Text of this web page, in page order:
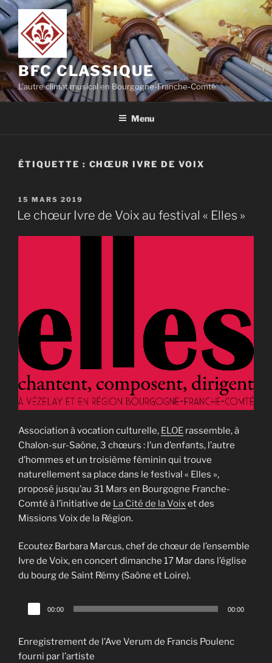
Aller
au
contenu
principal
BFC CLASSIQUE
L'autre climat musical en Bourgogne-Franche-Comté
Menu
ÉTIQUETTE : CHŒUR IVRE DE VOIX
PUBLIÉ
LE
15 MARS 2019
Le chœur Ivre de Voix au festival « Elles »
Association à vocation culturelle, ELOE rassemble, à
Chalon-sur-Saône, 3 chœurs : l’un d’enfants, l’autre
d’hommes et un troisième féminin qui trouve
naturellement sa place dans le festival « Elles »,
proposé jusqu’au 31 Mars en Bourgogne Franche-
Comté à l’initiative de La Cité de la Voixet des
Missions Voix de la Région.
Ecoutez Barbara Marcus, chef de chœur de l’ensemble
Ivre de Voix, en concert dimanche 17 Mar dans l’église
du bourg de Saint Rémy (Saône et Loire).
Lecteur
audio
00:00 00:00
Enregistrement de l’Ave Verum de Francis Poulenc
fourni par l’artiste